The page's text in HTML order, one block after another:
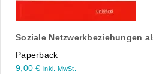
Soziale Netzwerkbeziehungen
Paperback
9,00€ inkl. MwSt.